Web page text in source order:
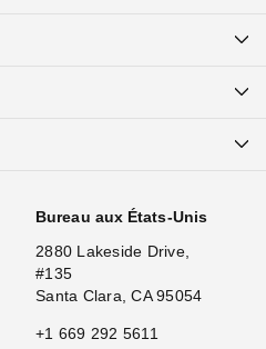
Bureau aux États-Unis
2880 Lakeside Drive,
#135
Santa Clara, CA 95054
+1 669 292 5611